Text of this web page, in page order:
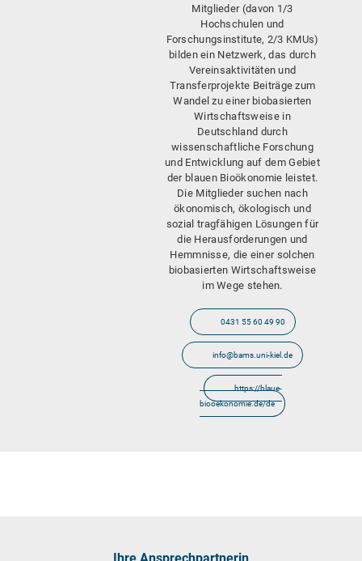
Mitglieder (davon 1/3
Hochschulen und
Forschungsinstitute, 2/3 KMUs)
bilden ein Netzwerk, das durch
Vereinsaktivitäten und
Transferprojekte Beiträge zum
Wandel zu einer biobasierten
Wirtschaftsweise in
Deutschland durch
wissenschaftliche Forschung
und Entwicklung auf dem Gebiet
der blauen Bioökonomie leistet.
Die Mitglieder suchen nach
ökonomisch, ökologisch und
sozial tragfähigen Lösungen für
die Herausforderungen und
Hemmnisse, die einer solchen
biobasierten Wirtschaftsweise
im Wege stehen.
0431 55 60 49 90
info@bams.uni-kiel.de
https://blaue-
biooekonomie.de/de